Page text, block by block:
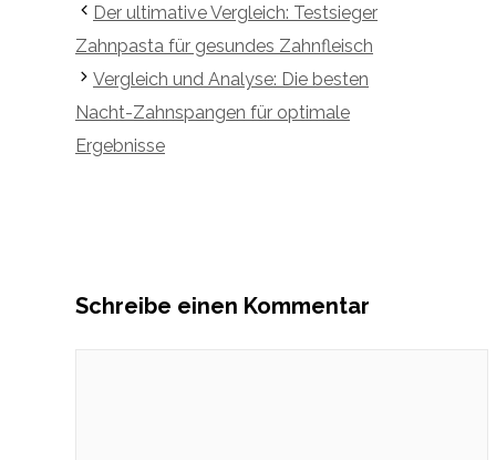
Der ultimative Vergleich: Testsieger
Zahnpasta für gesundes Zahnfleisch
Vergleich und Analyse: Die besten
Nacht-Zahnspangen für optimale
Ergebnisse
Schreibe einen Kommentar